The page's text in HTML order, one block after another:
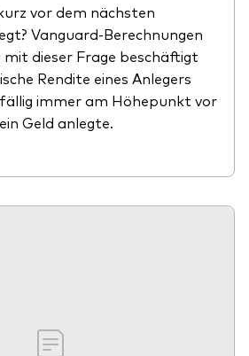
vor dem nächsten
Vanguard-Berechnungen
mit dieser Frage beschäftigt
Rendite eines Anlegers
immer am Höhepunkt vor
Geld anlegte.